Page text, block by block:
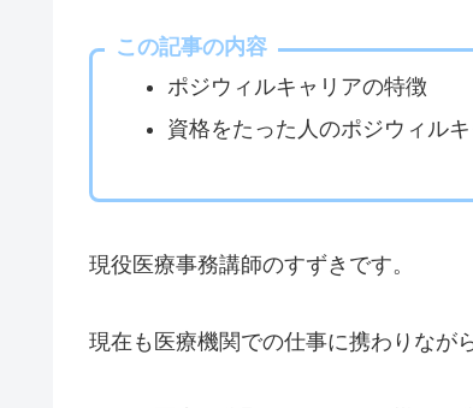
この記事の内容
ポジウィルキャリアの特徴
資格をたった人のポジウィル
現役医療事務講師のすずきです。
現在も医療機関での仕事に携わりなが